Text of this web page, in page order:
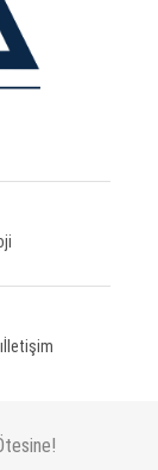
İletişim